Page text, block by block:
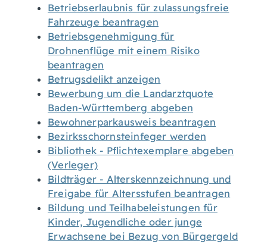
Betriebserlaubnis für zulassungsfreie
Fahrzeuge beantragen
Betriebsgenehmigung für
Drohnenflüge mit einem Risiko
beantragen
Betrugsdelikt anzeigen
Bewerbung um die Landarztquote
Baden-Württemberg abgeben
Bewohnerparkausweis beantragen
Bezirksschornsteinfeger werden
Bibliothek - Pflichtexemplare abgeben
(Verleger)
Bildträger - Alterskennzeichnung und
Freigabe für Altersstufen beantragen
Bildung und Teilhabeleistungen für
Kinder, Jugendliche oder junge
Erwachsene bei Bezug von Bürgergeld